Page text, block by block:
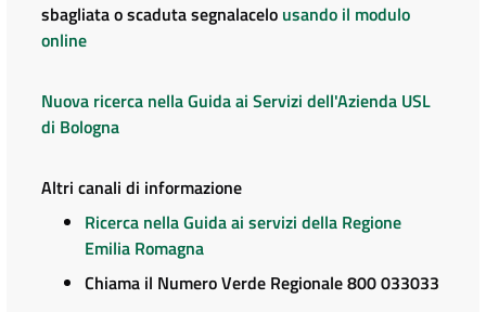
sbagliata o scaduta segnalacelo usando il modulo
online
Nuova ricerca nella Guida ai Servizi dell'Azienda USL
di Bologna
Altri canali di informazione
Ricerca nella Guida ai servizi della Regione
Emilia Romagna
Chiama il Numero Verde Regionale 800 033033